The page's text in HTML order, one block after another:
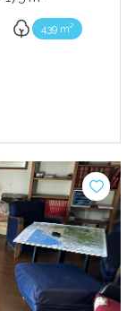
439 m²